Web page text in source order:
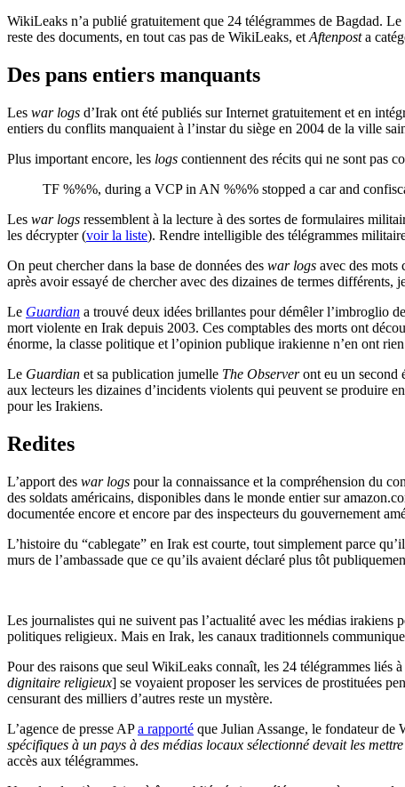
WikiLeaks n’a publié gratuitement que 24 télégrammes de Bagdad.
reste des documents, en tout cas pas de WikiLeaks, et Aftenposta
Des pans entiers manquants
Les war logs d’Irak ont été publiés sur Internet gratuitement et en
entiers du conflits manquaient à l’instar du siège en 2004 de la ville
Plus important encore, les logs contiennent des récits qui ne sont pas
TF %%%, during a VCP in AN %%% stopped a car and
Les war logs ressemblent à la lecture à des sortes de formulaires
les décrypter (voir la liste). Rendre intelligible des télégrammes
On peut chercher dans la base de données des war logs avec des mots
après avoir essayé de chercher avec des dizaines de termes
Le Guardian a trouvé deux idées brillantes pour démêler l’imbroglio
mort violente en Irak depuis 2003. Ces comptables des morts ont
énorme, la classe politique et l’opinion publique irakienne n’en ont
Le Guardian et sa publication jumelle The Observeront eu un second
aux lecteurs les dizaines d’incidents violents qui peuvent se produire
pour les Irakiens.
Redites
L’apport des war logs pour la connaissance et la compréhension du
des soldats américains, disponibles dans le monde entier sur
documentée encore et encore par des inspecteurs du gouvernement
L’histoire du “cablegate” en Irak est courte, tout simplement parce
murs de l’ambassade que ce qu’ils avaient déclaré plus tôt
Les journalistes qui ne suivent pas l’actualité avec les médias
politiques religieux. Mais en Irak, les canaux traditionnels
Pour des raisons que seul WikiLeaks connaît, les 24 télégrammes liés
dignitaire religieux] se voyaient proposer les services de prostituées
censurant des milliers d’autres reste un mystère.
L’agence de presse APa rapporté que Julian Assange, le fondateur de
spécifiques à un pays à des médias locaux sélectionné devait les
accès aux télégrammes.